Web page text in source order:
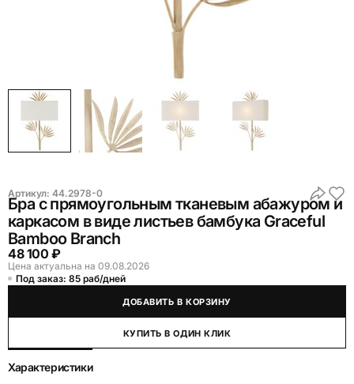
Артикул: 44.2978-0
Бра с прямоугольным тканевым абажуром и
каркасом в виде листьев бамбука Graceful
Bamboo Branch
48 100 ₽
Цена актуальна на 09.08.2026
Под заказ: 85 раб/дней
ДОБАВИТЬ В КОРЗИНУ
КУПИТЬ В ОДИН КЛИК
Характеристики